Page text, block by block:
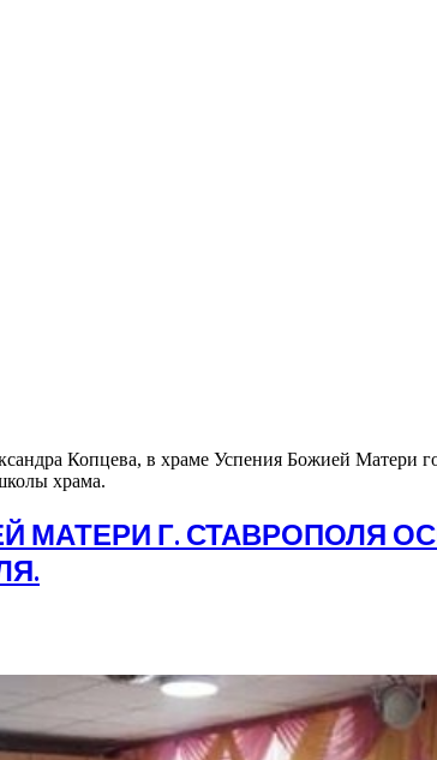
Копцева, в храме Успения Божией Матери
храма.
МАТЕРИ Г. СТАВРОПОЛЯ